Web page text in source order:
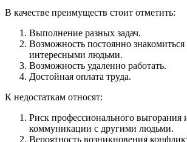
В качестве преимуществ стоит отметить:
Выполнение разных задач.
Возможность постоянно
интересными людьми.
Возможность удаленно работать.
Достойная оплата труда.
К недостаткам относят:
Риск профессионального выгорания
коммуникации с другими людьми.
Вероятность возникновения